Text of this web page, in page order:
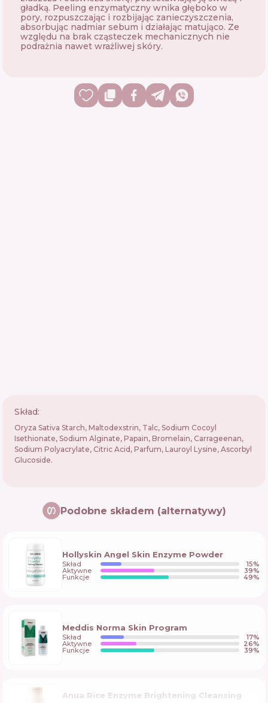
gładką. Peeling enzymatyczny wnika głęboko w
pory, rozpuszczając i rozbijając zanieczyszczenia,
absorbując nadmiar sebum i działając matująco. Ze
względu na brak cząsteczek mechanicznych nie
podrażnia nawet wrażliwej skóry.
Skład:
Oryza Sativa Starch, Maltodexstrin, Talc, Sodium Cocoyl
Isethionate, Sodium Alginate, Papain, Bromelain, Carrageenan,
Sodium Polyacrylate, Citric Acid, Parfum, Lauroyl Lysine, Ascorbyl
Glucoside.
Podobne składem (alternatywy)
Hollyskin Angel Skin Enzyme Powder
Skład 15%
Aktywne 39%
Funkcje 49%
Meddis Norma Skin Program
Skład 17%
Aktywne 26%
Funkcje 39%
Anua Rice Enzyme Brightening Cleansing